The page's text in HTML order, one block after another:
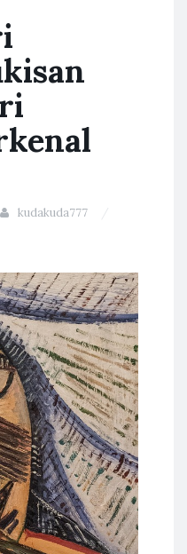
kudakuda777